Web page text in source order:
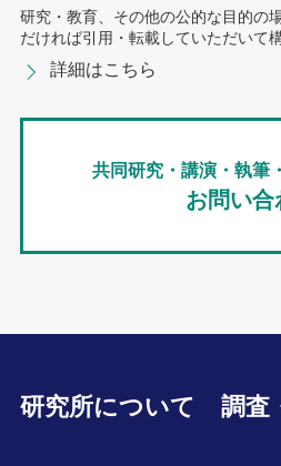
研究・教育、その他の公的な目的の
だければ引用・転載していただいて
詳細はこちら
共同研究・講演・執筆
お問い合
研究所について 調査